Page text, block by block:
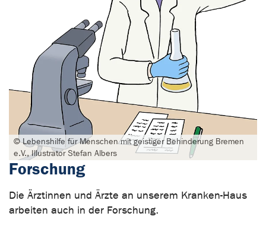
© Lebenshilfe für Menschen mit geistiger Behinderung Bremen
e.V., Illustrator Stefan Albers
Forschung
Die Ärztinnen und Ärzte an unserem Kranken-Haus
arbeiten auch in der Forschung.